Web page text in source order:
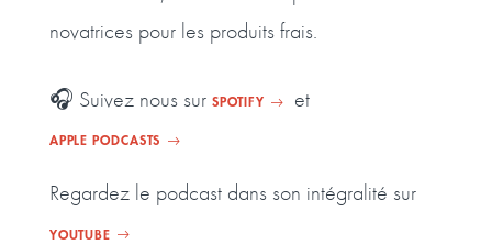
novatrices pour les produits frais.
🎧 Suivez nous sur SPOTIFY et
APPLE PODCASTS
Regardez le podcast dans son intégralité sur
YOUTUBE